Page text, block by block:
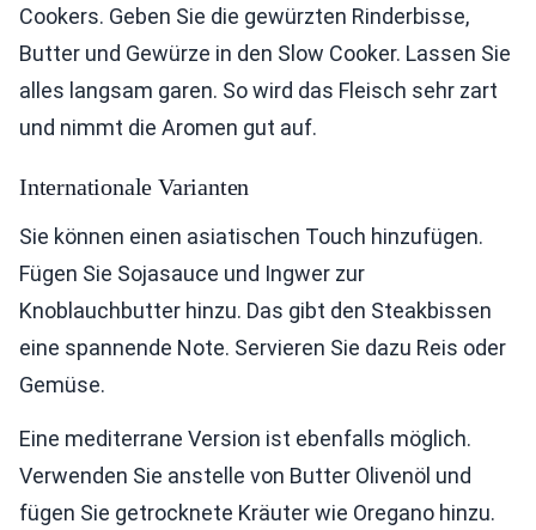
Cookers. Geben Sie die gewürzten Rinderbisse,
Butter und Gewürze in den Slow Cooker. Lassen Sie
alles langsam garen. So wird das Fleisch sehr zart
und nimmt die Aromen gut auf.
Internationale Varianten
Sie können einen asiatischen Touch hinzufügen.
Fügen Sie Sojasauce und Ingwer zur
Knoblauchbutter hinzu. Das gibt den Steakbissen
eine spannende Note. Servieren Sie dazu Reis oder
Gemüse.
Eine mediterrane Version ist ebenfalls möglich.
Verwenden Sie anstelle von Butter Olivenöl und
fügen Sie getrocknete Kräuter wie Oregano hinzu.